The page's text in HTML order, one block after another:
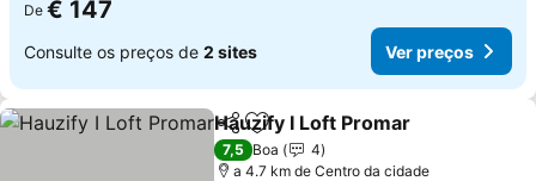
De € 147
Consulte os preços de 2 sites Ver preços
PartilharAdicionar aos favoritos
Hauzify I Loft Promar
7,5 Boa
4
a 4.7 km de Centro da cidade